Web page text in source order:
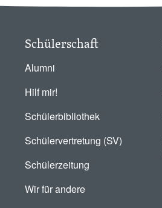
Schülerschaft
Alumni
Hilf mir!
Schülerbibliothek
Schülervertretung (SV)
Schülerzeitung
Wir für andere